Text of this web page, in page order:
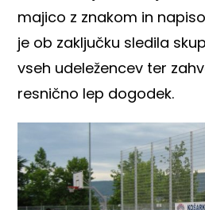
majico z znakom in
je ob zaključku sledila
vseh udeležencev ter
resnično lep dogodek.